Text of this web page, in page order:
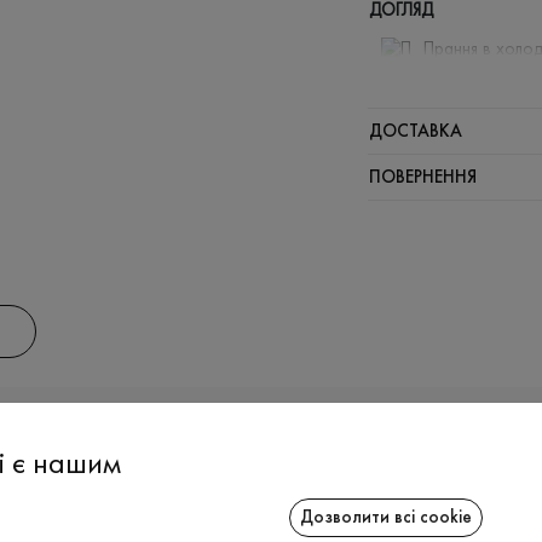
ДОГЛЯД
Прання в
Щадний
ДОСТАВКА
ПОВЕРНЕННЯ
є нашим
Дозволити всі cookie